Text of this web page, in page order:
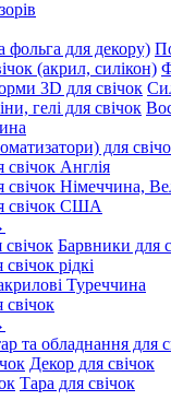
Англія
Німеччина,
свічок США
Барвники для
рідкі
Туреччина
Декор для свічок
Тара для свічок